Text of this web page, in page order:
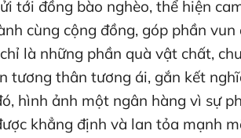
tới đồng bào nghèo, thể hiện
cùng cộng đồng, góp phần
là những phần quà vật chất,
tương thân tương ái, gắn kết
hình ảnh một ngân hàng vì sự
khẳng định và lan tỏa mạnh